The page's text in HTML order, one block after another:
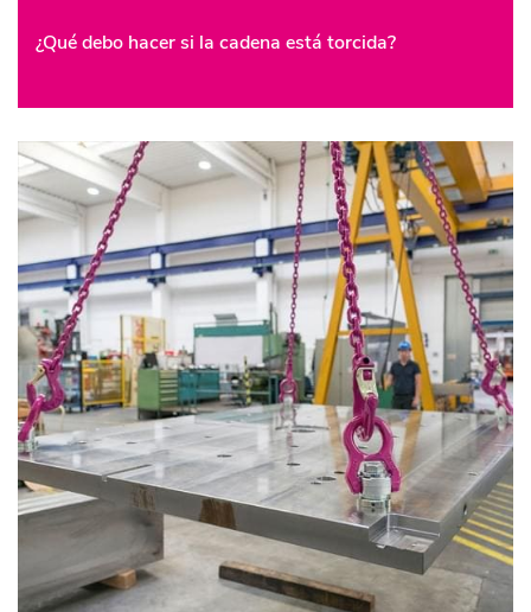
¿Qué debo hacer si la cadena está torcida?